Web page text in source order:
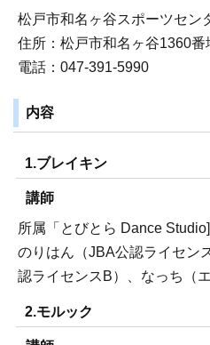
松戸市和名ヶ谷スポーツセ
住所：松戸市和名ヶ谷1360番
電話：047-391-5990
内容
1.ブレイキン
講師
所属「とびとら Dance Studio]
のりはん（JBA公認ライセン
認ライセンスB）、なっち（
2.モルック